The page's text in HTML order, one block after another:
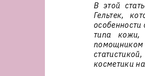
В этой
Гельтек,
особенности
типа кожи,
косметики